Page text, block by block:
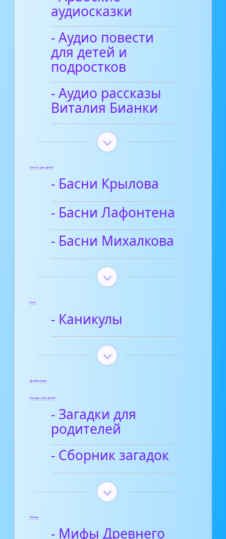
аудиосказки
- Аудио повести
для детей и
подростков
- Аудио рассказы
Виталия Бианки
Басни для детей
- Басни Крылова
- Басни Лафонтена
- Басни Михалкова
Блог
- Каникулы
Диафильмы
Загадки для детей
- Загадки для
родителей
- Сборник загадок
Мифы
- Мифы Древнего